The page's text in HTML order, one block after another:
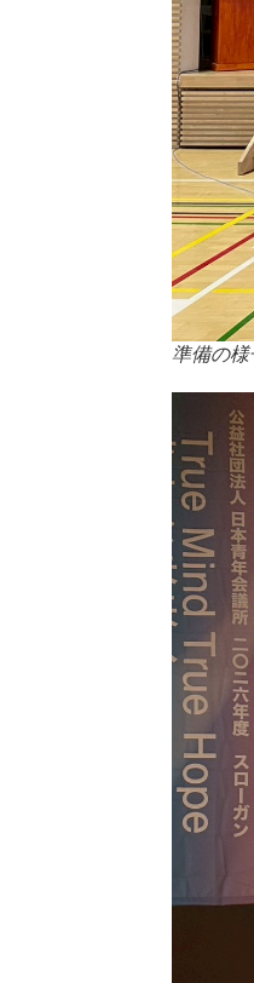
準備の様